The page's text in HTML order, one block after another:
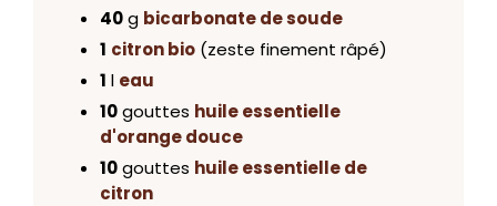
40g bicarbonate de soude
1 citron bio (zeste finement râpé)
1 l eau
10gouttes huile essentielle
d'orange douce
10gouttes huile essentielle de
citron